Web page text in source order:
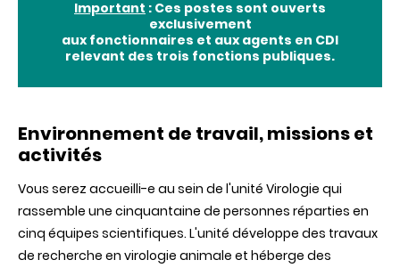
Important : Ces postes sont ouverts
exclusivement
aux fonctionnaires et aux agents en CDI
relevant des trois fonctions publiques.
Environnement de travail, missions et
activités
Vous serez accueilli-e au sein de l'unité Virologie qui
rassemble une cinquantaine de personnes réparties en
cinq équipes scientifiques. L'unité développe des travaux
de recherche en virologie animale et héberge des